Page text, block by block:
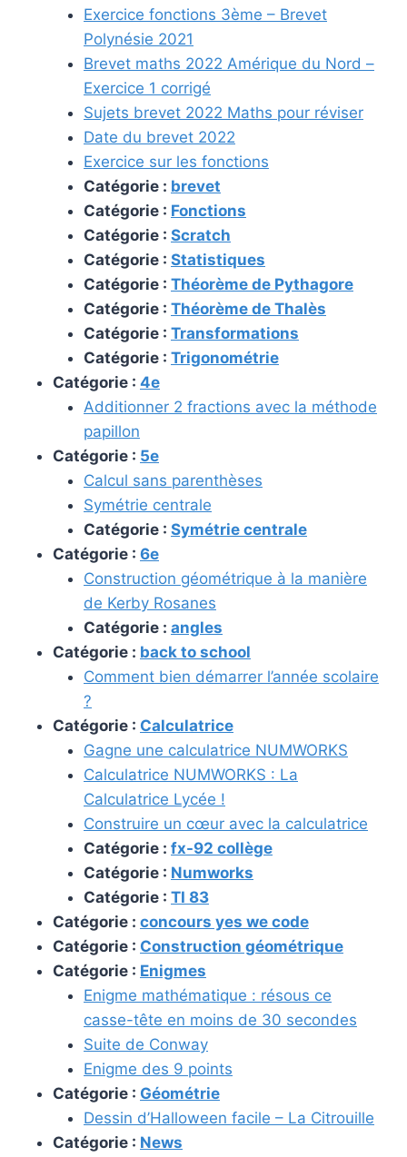
Exercice fonctions 3ème – Brevet
Polynésie 2021
Brevet maths 2022 Amérique du Nord –
Exercice 1 corrigé
Sujets brevet 2022 Maths pour réviser
Date du brevet 2022
Exercice sur les fonctions
Catégorie : brevet
Catégorie : Fonctions
Catégorie : Scratch
Catégorie : Statistiques
Catégorie : Théorème de Pythagore
Catégorie : Théorème de Thalès
Catégorie : Transformations
Catégorie : Trigonométrie
Catégorie : 4e
Additionner 2 fractions avec la méthode
papillon
Catégorie : 5e
Calcul sans parenthèses
Symétrie centrale
Catégorie : Symétrie centrale
Catégorie : 6e
Construction géométrique à la manière
de Kerby Rosanes
Catégorie : angles
Catégorie : back to school
Comment bien démarrer l’année scolaire
?
Catégorie : Calculatrice
Gagne une calculatrice NUMWORKS
Calculatrice NUMWORKS : La
Calculatrice Lycée !
Construire un cœur avec la calculatrice
Catégorie : fx-92 collège
Catégorie : Numworks
Catégorie : TI 83
Catégorie : concours yes we code
Catégorie : Construction géométrique
Catégorie : Enigmes
Enigme mathématique : résous ce
casse-tête en moins de 30 secondes
Suite de Conway
Enigme des 9 points
Catégorie : Géométrie
Dessin d’Halloween facile – La Citrouille
Catégorie : News